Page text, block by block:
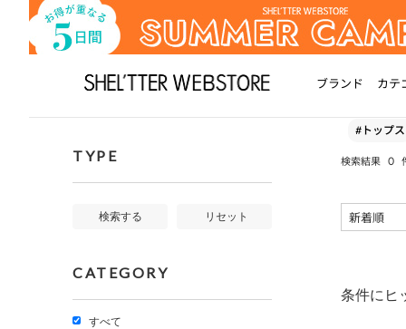
ブランド カテ
TYPE
検索する リセット
CATEGORY
すべて
#トップス
検索結果 0
条件にヒ